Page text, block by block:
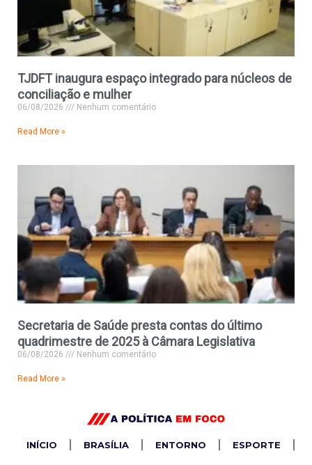
TJDFT inaugura espaço integrado para núcleos de
conciliação e mulher
06/08/2026 Nenhum comentário
Read More »
Secretaria de Saúde presta contas do último
quadrimestre de 2025 à Câmara Legislativa
06/08/2026 Nenhum comentário
Read More »
INÍCIO BRASÍLIA ENTORNO ESPORTE